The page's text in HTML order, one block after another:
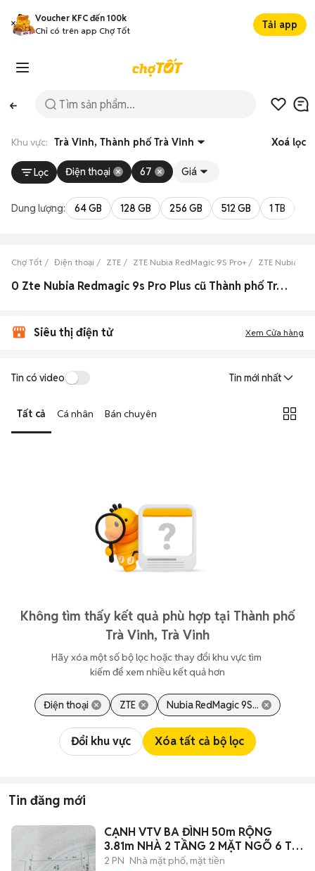
Voucher KFC đến 100k
Chỉ có trên app Chợ Tốt
Tải app
Khu vực: Trà Vinh, Thành phố Trà Vinh Xoá lọc
Lọc Điện thoại 67 Giá
Dung lượng: 64 GB 128 GB 256 GB 512 GB 1 TB
Chợ Tốt Điện thoại ZTE ZTE Nubia RedMagic 9S Pro+ ZTE Nubia
0 Zte Nubia Redmagic 9s Pro Plus cũ Thành phố Trà Vinh, Trà Vinh đẹp
Siêu thị điện tử Xem Cửa hàng
Tin có video Tin mới nhất
Tất cả Cá nhân Bán chuyên
Không tìm thấy kết quả phù hợp tại Thành phố
Trà Vinh, Trà Vinh
Hãy xóa một số bộ lọc hoặc thay đổi khu vực tìm
kiếm để xem nhiều kết quả hơn
Điện thoại ZTE Nubia RedMagic 9S...
Đổi khu vực Xóa tất cả bộ lọc
Tin đăng mới
CẠNH VTV BA ĐÌNH 50m RỘNG
3.81m NHÀ 2 TẦNG 2 MẶT NGÕ 6 Ty
9
2 PN Nhà mặt phố, mặt tiền